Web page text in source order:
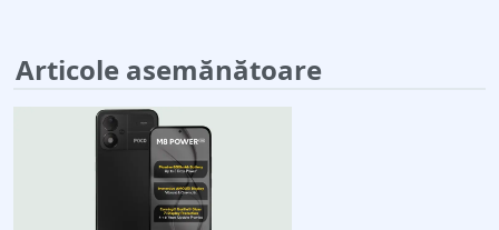
Articole asemănătoare